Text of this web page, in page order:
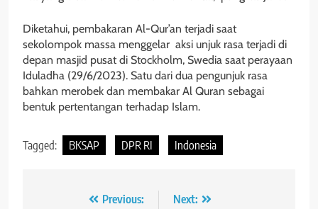
Diketahui, pembakaran Al-Qur’an terjadi saat
sekolompok massa menggelar aksi unjuk rasa terjadi di
depan masjid pusat di Stockholm, Swedia saat perayaan
Iduladha (29/6/2023). Satu dari dua pengunjuk rasa
bahkan merobek dan membakar Al Quran sebagai
bentuk pertentangan terhadap Islam.
Tagged: BKSAP DPR RI Indonesia
Navigasi Previous:
Next: